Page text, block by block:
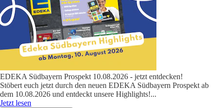
EDEKA Südbayern Prospekt 10.08.2026 - jetzt entdecken!
Stöbert euch jetzt durch den neuen EDEKA Südbayern Prospekt ab
dem 10.08.2026 und entdeckt unsere Highlights!...
Jetzt lesen